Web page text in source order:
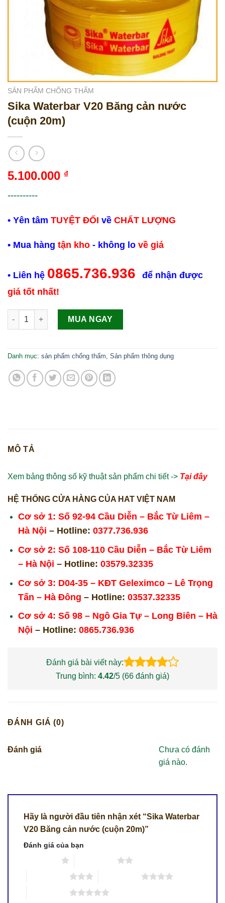
SẢN PHẨM CHỐNG THẤM
Sika Waterbar V20 Băng cản nước
(cuộn 20m)
5.100.000 ₫
----------
• Yên tâm TUYỆT ĐỐI về CHẤT LƯỢNG
• Mua hàng tận kho - không lo về giá
• Liên hệ 0865.736.936
để nhận được
giá tốt nhất!
Sika Waterbar V20 Băng cản nước (cuộn 20m) số lượng
MUA NGAY
Danh mục: sản phẩm chống thấm Sản phẩm thông dụng
MÔ TẢ
Xem bảng thông số kỹ thuật sản phẩm chi tiết -> Tại đây
HỆ THỐNG CỬA HÀNG CỦA HAT VIỆT NAM
Cơ sở 1: Số 92-94 Cầu Diễn – Bắc Từ Liêm –
Hà Nội – Hotline: 0377.736.936
Cơ sở 2: Số 108-110 Cầu Diễn – Bắc Từ Liêm
– Hà Nội – Hotline: 03579.32335
Cơ sở 3: D04-35 – KĐT Geleximco – Lê Trọng
Tấn – Hà Đông – Hotline: 03537.32335
Cơ sở 4: Số 98 – Ngô Gia Tự – Long Biên – Hà
Nội – Hotline: 0865.736.936
Đánh giá bài viết này:
Trung bình: 4.42/5 (66 đánh giá)
ĐÁNH GIÁ (0)
Đánh giá
Chưa có đánh
giá nào.
Hãy là người đầu tiên nhận xét “Sika Waterbar
V20 Băng cản nước (cuộn 20m)”
Đánh giá của bạn